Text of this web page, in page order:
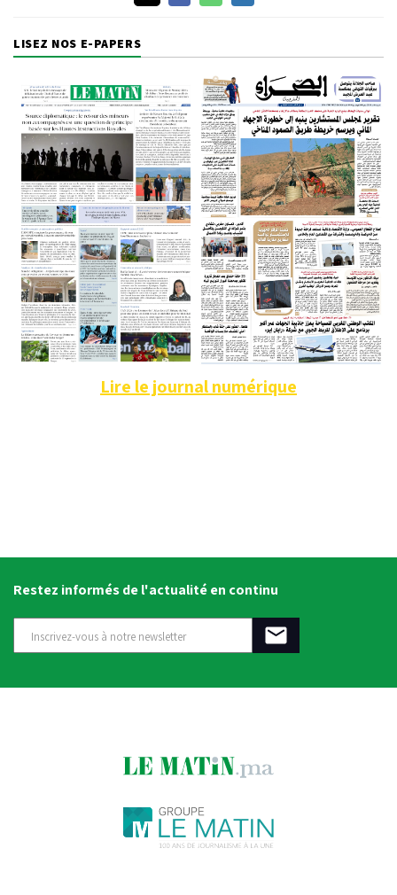
LISEZ NOS E-PAPERS
Lire le journal numérique
Restez informés de l'actualité en continu